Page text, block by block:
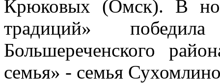
Крюковых (Омск). В
традиций»
Большереченского
семья» - семья